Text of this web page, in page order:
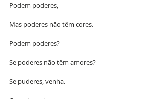
Podem poderes,
Mas poderes não têm cores.
Podem poderes?
Se poderes não têm amores?
Se puderes, venha.